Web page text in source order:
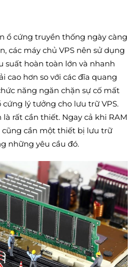
ổ cứng truyền thống ngày càng
các máy chủ VPS nên sử dụng
suất hoàn toàn lớn và nhanh
cao hơn so với các đĩa quang
năng ngăn chặn sự cố mất
cứng lý tưởng cho lưu trữ VPS.
rất cần thiết. Ngay cả khi RAM
cũng cần một thiết bị lưu trữ
những yêu cầu đó.